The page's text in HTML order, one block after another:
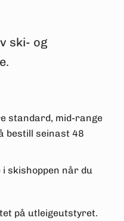
ski- og
standard, mid-range
bestill seinast 48
i skishoppen når du
på utleigeutstyret.